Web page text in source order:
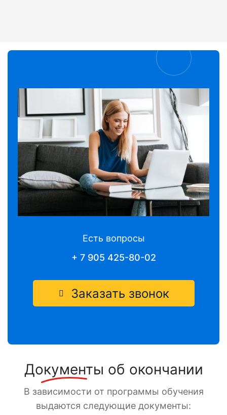
Есть вопросы
+ 7 905 425-80-02
Заказать звонок
Документы об окончании
В зависимости от программы обучения
выдаются следующие документы: